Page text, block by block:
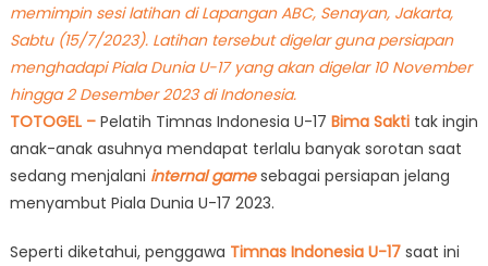
memimpin sesi latihan di Lapangan ABC, Senayan, Jakarta,
Sabtu (15/7/2023). Latihan tersebut digelar guna persiapan
menghadapi Piala Dunia U-17 yang akan digelar 10 November
hingga 2 Desember 2023 di Indonesia.
TOTOGEL –Pelatih Timnas Indonesia U-17 Bima Saktitak ingin
anak-anak asuhnya mendapat terlalu banyak sorotan saat
sedang menjalani internal gamesebagai persiapan jelang
menyambut Piala Dunia U-17 2023.
Seperti diketahui, penggawa Timnas Indonesia U-17saat ini